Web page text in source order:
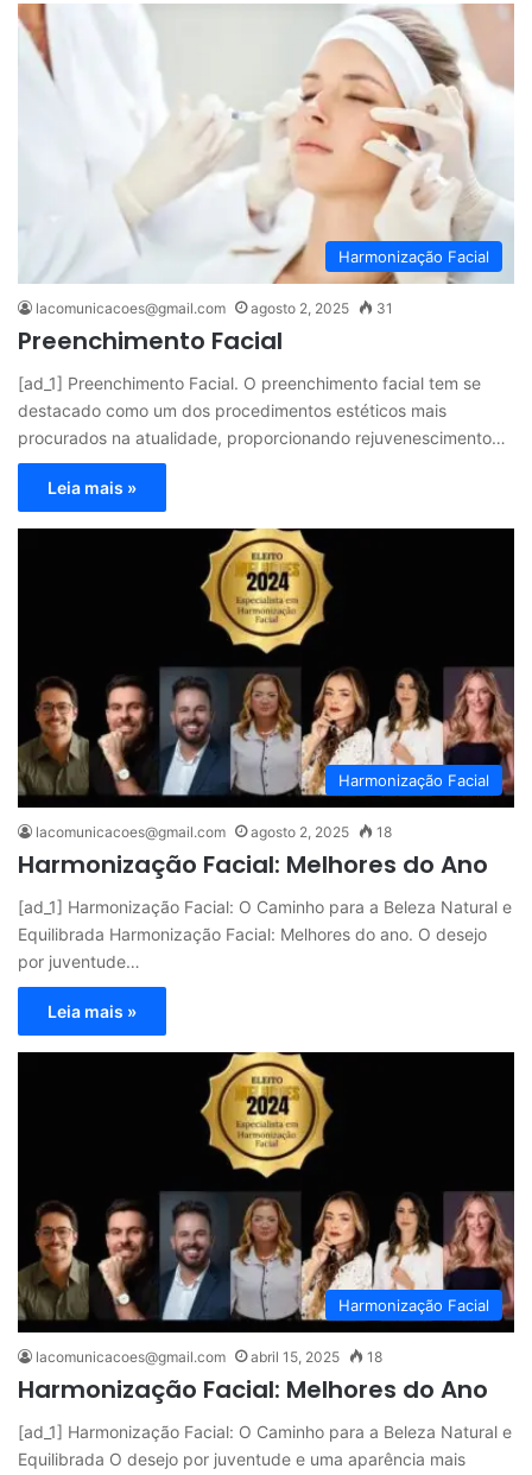
Harmonização Facial
lacomunicacoes@gmail.com agosto 2, 2025 31
Preenchimento Facial
[ad_1] Preenchimento Facial. O preenchimento facial tem se
destacado como um dos procedimentos estéticos mais
procurados na atualidade, proporcionando rejuvenescimento…
Leia mais »
Harmonização Facial
lacomunicacoes@gmail.com agosto 2, 2025 18
Harmonização Facial: Melhores do Ano
[ad_1] Harmonização Facial: O Caminho para a Beleza Natural e
Equilibrada Harmonização Facial: Melhores do ano. O desejo
por juventude…
Leia mais »
Harmonização Facial
lacomunicacoes@gmail.com abril 15, 2025 18
Harmonização Facial: Melhores do Ano
[ad_1] Harmonização Facial: O Caminho para a Beleza Natural e
Equilibrada O desejo por juventude e uma aparência mais